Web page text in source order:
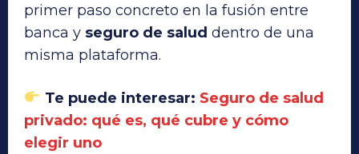
primer paso concreto en la fusión entre
banca y seguro de salud dentro de una
misma plataforma.
Te puede interesar: Seguro de salud
privado: qué es, qué cubre y cómo
elegir uno